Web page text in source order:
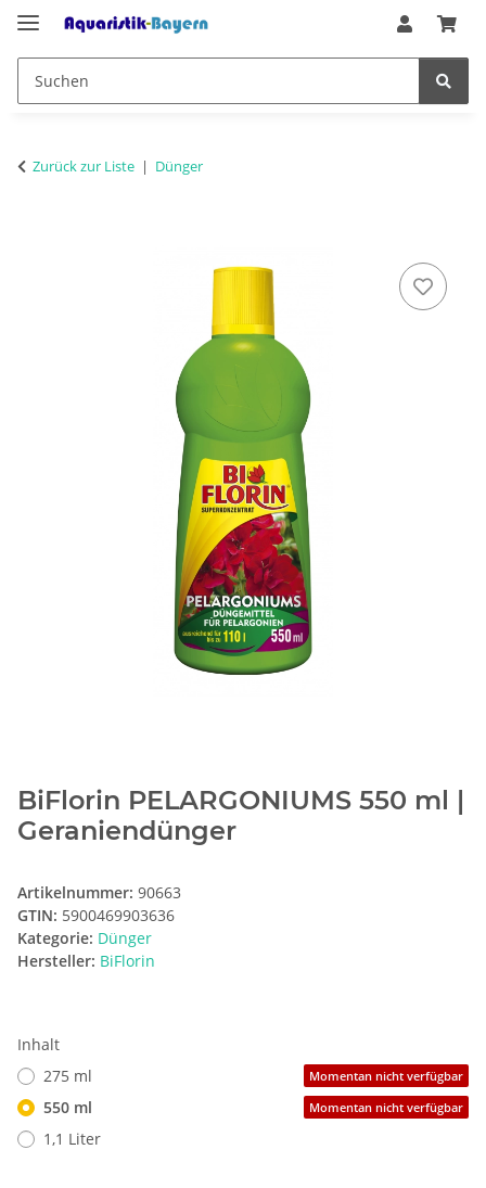
Zurück zur Liste Dünger
BiFlorin PELARGONIUMS 550 ml |
Geraniendünger
Artikelnummer: 90663
GTIN: 5900469903636
Kategorie: Dünger
Hersteller: BiFlorin
Inhalt
275 ml
Momentan nicht verfügbar
550 ml Momentan nicht verfügbar
1,1 Liter